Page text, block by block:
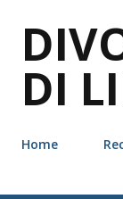
DI
Home